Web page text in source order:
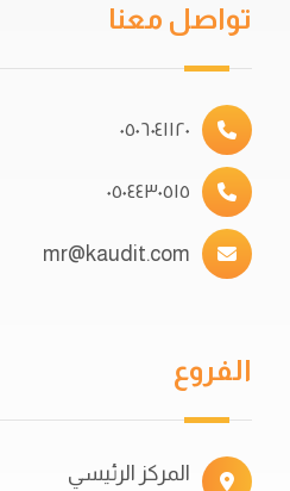
تواصل معنا
٠٥٠٦٠٤١١٢٠
٠٥٠٤٤٣٠٥١٥
mr@kaudit.com
الفروع
المركز الرئيسي